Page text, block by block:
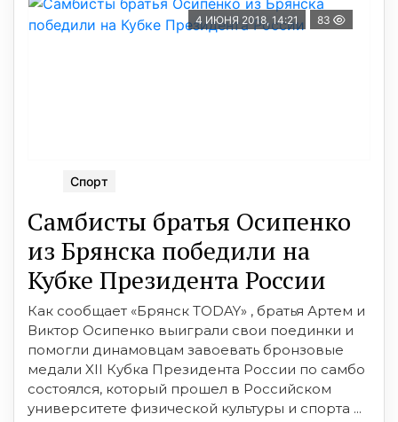
4 ИЮНЯ 2018, 14:21 83
Спорт
Самбисты братья Осипенко
из Брянска победили на
Кубке Президента России
Как сообщает «Брянск TODAY» , братья Артем и
Виктор Осипенко выиграли свои поединки и
помогли динамовцам завоевать бронзовые
медали XII Кубка Президента России по самбо
состоялся, который прошел в Российском
университете физической культуры и спорта ...